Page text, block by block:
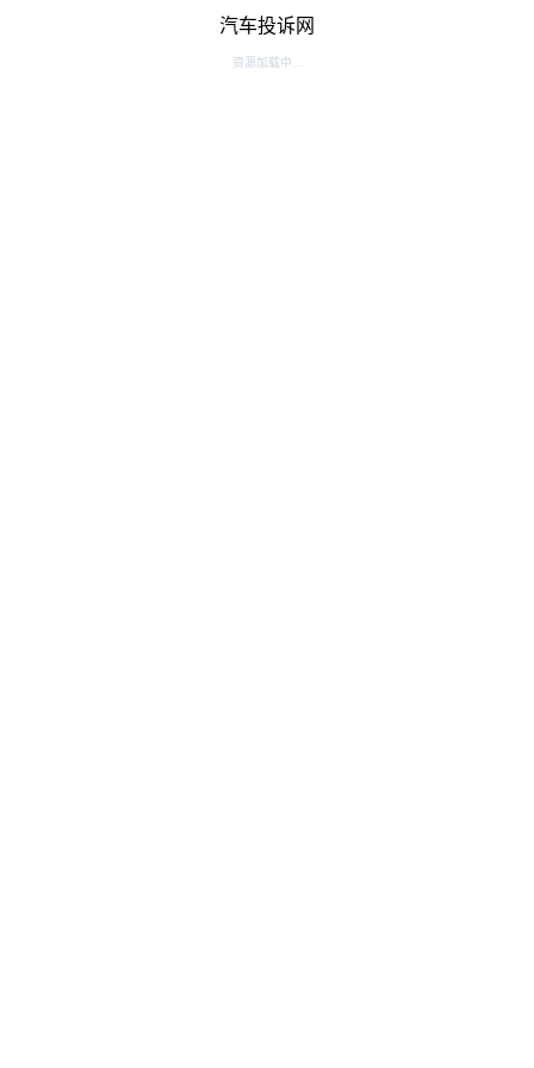
汽车投诉网
资源加载中...